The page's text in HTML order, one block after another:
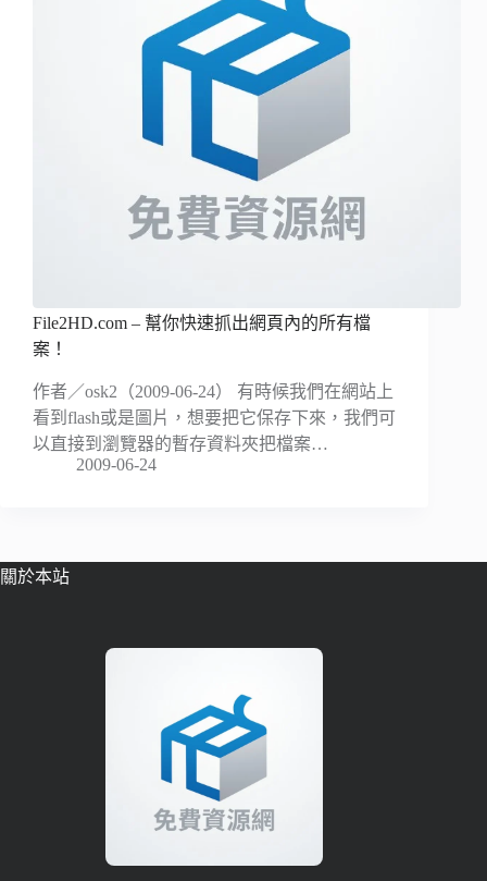
File2HD.com – 幫你快速抓出網頁內的所有檔
案！
作者／osk2（2009-06-24） 有時候我們在網站上
看到flash或是圖片，想要把它保存下來，我們可
以直接到瀏覽器的暫存資料夾把檔案…
2009-06-24
關於本站